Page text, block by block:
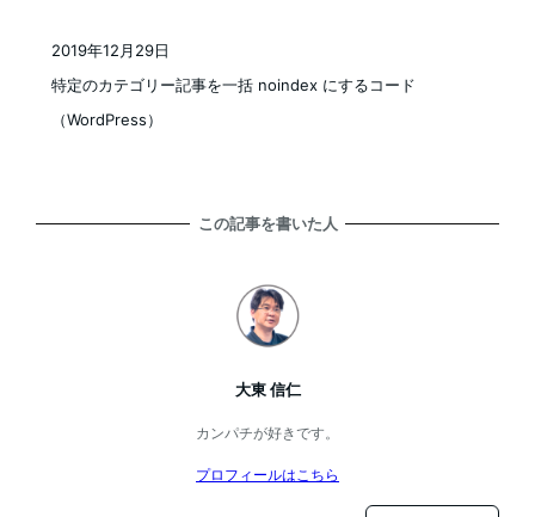
特定のカテゴリー記事を一括 noindex にするコード
（WordPress）
2019年12月29日
この記事を書いた人
大東 信仁
カンパチが好きです。
プロフィールはこちら